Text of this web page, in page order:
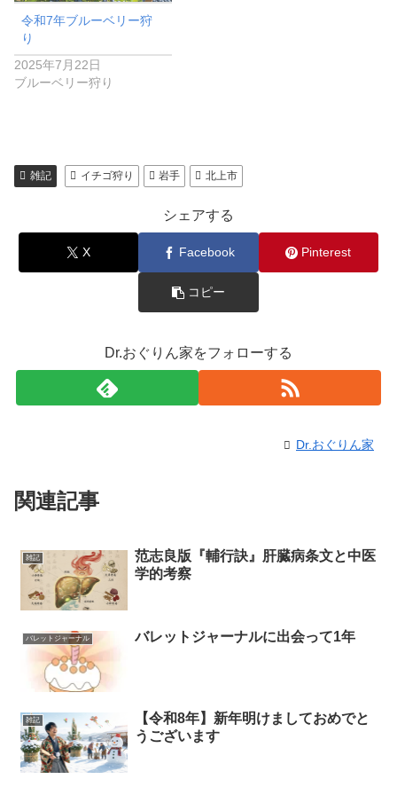
令和7年ブルーベリー狩
り
2025年7月22日
ブルーベリー狩り
雑記 イチゴ狩り 岩手 北上市
シェアする
X Facebook Pinterest
コピー
Dr.おぐりん家をフォローする
Dr.おぐりん家
関連記事
雑記
范志良版『輔行訣』肝臓病条文と中医
学的考察
バレットジャーナル バレットジャーナルに出会って1年
雑記
【令和8年】新年明けましておめでと
うございます